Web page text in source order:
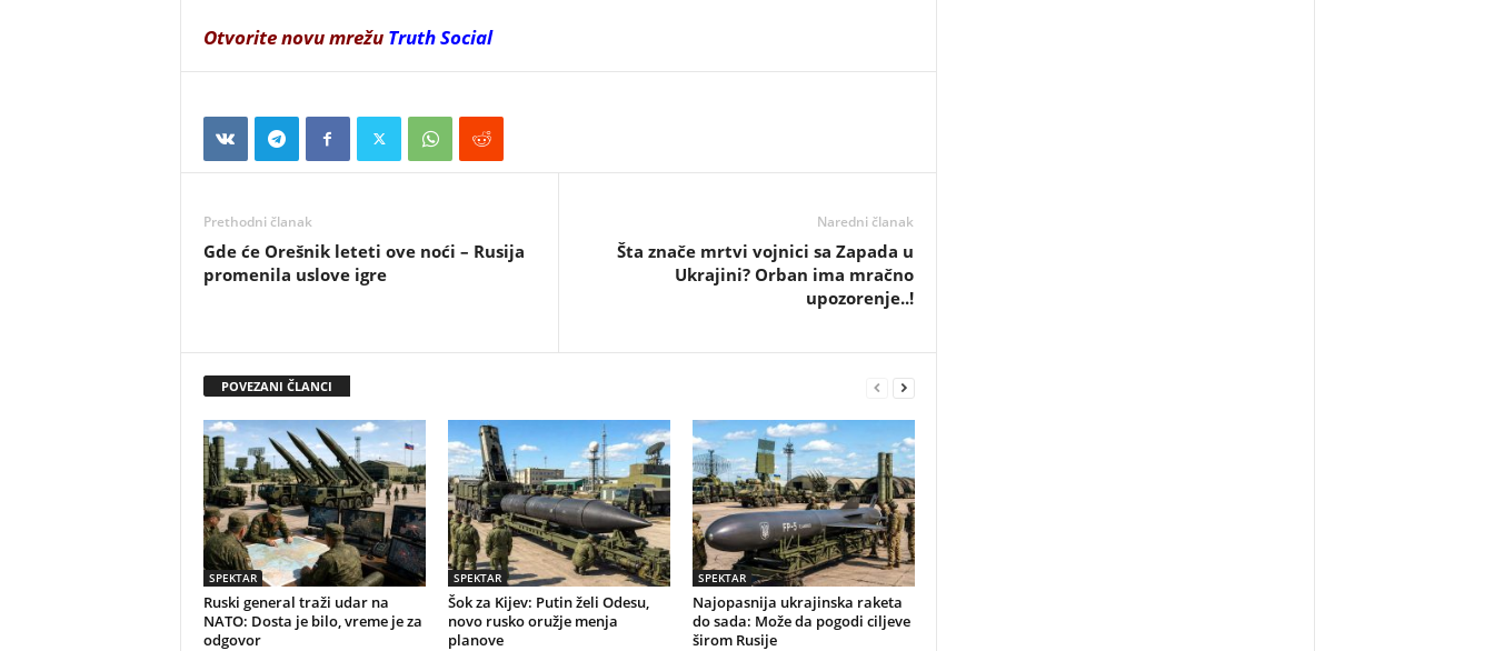
Otvorite novu mrežu Truth Social
Prethodni članak
Gde će Orešnik leteti ove noći – Rusija
promenila uslove igre
Naredni članak
Šta znače mrtvi vojnici sa Zapada u
Ukrajini? Orban ima mračno
upozorenje..!
POVEZANI ČLANCI
SPEKTAR
Ruski general traži udar na
NATO: Dosta je bilo, vreme je za
odgovor
SPEKTAR
Šok za Kijev: Putin želi Odesu,
novo rusko oružje menja
planove
SPEKTAR
Najopasnija ukrajinska raketa
do sada: Može da pogodi ciljeve
širom Rusije